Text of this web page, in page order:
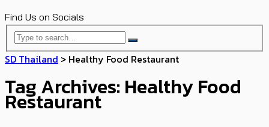
Find Us on Socials
SD Thailand > Healthy Food Restaurant
Tag Archives: Healthy Food
Restaurant